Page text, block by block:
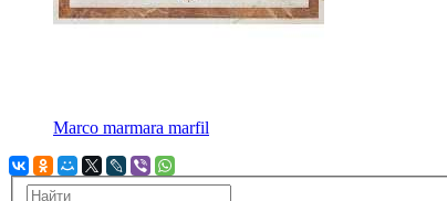
Marco marmara marfil